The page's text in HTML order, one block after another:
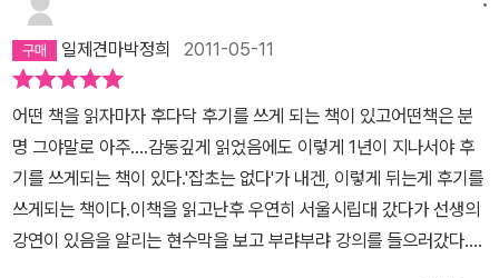
의 대학과 학교들은 점점 더 거대한 공장이 되어갔다. 학생과 교수들
모두 개성을 상실하고, 서로의 이름조차 모르는 채 지냈다. (자서전 2
02쪽)아, 지금 말하고 있는 사람은 학교에서 아이들을 가르치고 있는
선생이거든요. 그래서 잠깐 제 이야기를 하지요. 동료 선생님들이랑,
저녁에 술 먹으면서 학교 얘기 많이 하거든요. 그러면 어느새 ‘공장 얘
기 그만해’ 하며 핀잔을 주시는 분이 있어요. 졸지에 저는 공장에 다니
는 직원이 되어버렸지요. 전 속으로 ‘그럼 학생들은 우리가 만들어 내
는 공산품인거네요.’라고 생각했지요. 핑크플로이드란 외국 밴드 ‘벽
때문에 건설하고 일하고 실천한다면 그것이 바로 실패의 원인이 아닐
런지. 뜻있는 깨어있는 사람의 모범적 행위는 이래서 위험한 것은 아
닌지 모르겠다. 내가 일을 하며 행복을 느껴야 진정으로 올바른 길이
아닐까? 그리서 지금 행복을 구해야 하지 않을까? 하는 생각이다. 사
명감이 아니라 행복을 느끼는 실천을 생각해 봅니다. 그러나 책은 좋
았읍니다. 그리고 윤구병씨 정말 대단한 사람이었읍니다. 지금의 변
산 공동체의 모습이 궁금합니다.
일제견마박정희 2011-05-11
어떤 책을 읽자마자 후다닥 후기를 쓰게 되는 책이 있고어떤책은 분
명 그야말로 아주....감동깊게 읽었음에도 이렇게 1년이 지나서야 후
기를 쓰게되는 책이 있다.'잡초는 없다'가 내겐, 이렇게 뒤는게 후기를
쓰게되는 책이다.이책을 읽고난후 우연히 서울시립대 갔다가 선생의
강연이 있음을 알리는 현수막을 보고 부랴부랴 강의를 들으러갔다.